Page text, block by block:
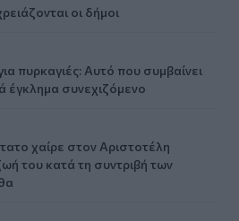
οι δήμοι
πυρκαγιές: Αυτό που συμβαίνει
έγκλημα συνεχιζόμενο
χαίρε στον Αριστοτέλη
του κατά τη συντριβή των